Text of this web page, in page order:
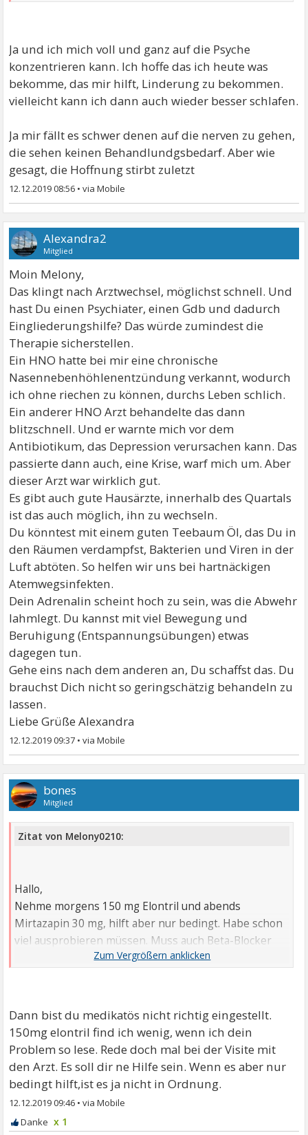
kümmern, dann tu das. Die werden dafür bezahlt
Lass dich nicht abwimmeln!
Ja und ich mich voll und ganz auf die Psyche
konzentrieren kann. Ich hoffe das ich heute was
bekomme, das mir hilft, Linderung zu bekommen.
vielleicht kann ich dann auch wieder besser schlafen.
Ja mir fällt es schwer denen auf die nerven zu gehen,
die sehen keinen Behandlundgsbedarf. Aber wie
gesagt, die Hoffnung stirbt zuletzt
12.12.2019 08:56 •
Alexandra2
Mitglied
Moin Melony,
Das klingt nach Arztwechsel, möglichst schnell. Und
hast Du einen Psychiater, einen Gdb und dadurch
Eingliederungshilfe? Das würde zumindest die
Therapie sicherstellen.
Ein HNO hatte bei mir eine chronische
Nasennebenhöhlenentzündung verkannt, wodurch
ich ohne riechen zu können, durchs Leben schlich.
Ein anderer HNO Arzt behandelte das dann
blitzschnell. Und er warnte mich vor dem
Antibiotikum, das Depression verursachen kann. Das
passierte dann auch, eine Krise, warf mich um. Aber
dieser Arzt war wirklich gut.
Es gibt auch gute Hausärzte, innerhalb des Quartals
ist das auch möglich, ihn zu wechseln.
Du könntest mit einem guten Teebaum Öl, das Du in
den Räumen verdampfst, Bakterien und Viren in der
Luft abtöten. So helfen wir uns bei hartnäckigen
Atemwegsinfekten.
Dein Adrenalin scheint hoch zu sein, was die Abwehr
lahmlegt. Du kannst mit viel Bewegung und
Beruhigung (Entspannungsübungen) etwas
dagegen tun.
Gehe eins nach dem anderen an, Du schaffst das. Du
brauchst Dich nicht so geringschätzig behandeln zu
lassen.
Liebe Grüße Alexandra
12.12.2019 09:37 •
bones
Mitglied
Zitat von Melony0210:
Hallo,
Nehme morgens 150 mg Elontril und abends
Mirtazapin 30 mg, hilft aber nur bedingt. Habe schon
viel ausprobieren müssen. Muss auch Beta-Blocker
Dann bist du medikatös nicht richtig eingestellt.
150mg elontril find ich wenig, wenn ich dein
Problem so lese. Rede doch mal bei der Visite mit
den Arzt. Es soll dir ne Hilfe sein. Wenn es aber nur
bedingt hilft,ist es ja nicht in Ordnung.
12.12.2019 09:46 •
x 1